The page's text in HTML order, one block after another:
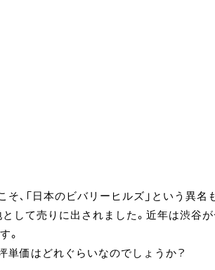
「日本のビバリーヒルズ」という異名
て売りに出されました。近年は渋谷
。
単価はどれぐらいなのでしょうか？